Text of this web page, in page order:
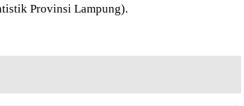
Provinsi Lampung).